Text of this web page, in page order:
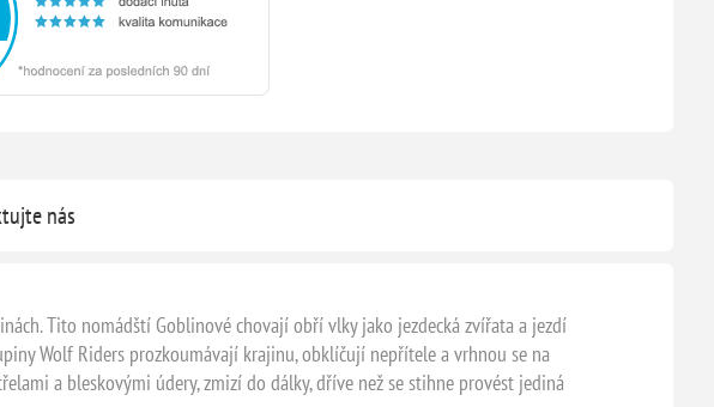
nás
Tito nomádští Goblinové chovají obří vlky jako jezdecká zvířata a jezdí
Wolf Riders prozkoumávají krajinu, obklíčují nepřítele a vrhnou se na
a bleskovými údery, zmizí do dálky, dříve než se stihne provést jediná